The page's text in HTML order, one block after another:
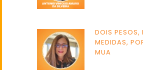
DOIS PESOS,
MEDIDAS,
MUA